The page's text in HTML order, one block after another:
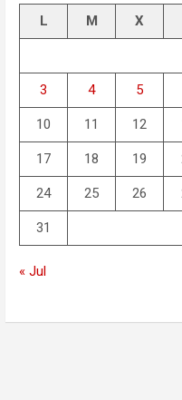
L M X
3 4 5
10 11 12
17 18 19
24 25 26
31
« Jul